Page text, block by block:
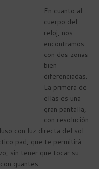
En cuanto al
cuerpo del
reloj, nos
encontramos
con dos zonas
bien
diferenciadas.
La primera de
ellas es una
gran pantalla,
con resolución
con luz directa del sol.
pad, que te permitirá
sin tener que tocar su
guantes.